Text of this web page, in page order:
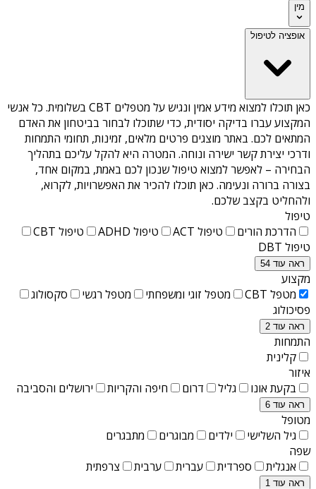
מין
אופציה לטיפול
כאן תוכלו למצוא מידע אמין ונגיש על מטפלים CBT בשלומית
. כל אנשי
המקצוע עברו בדיקה יסודית, כדי שתוכלו לבחור בביטחון את האדם
המתאים לכם. באתר מוצגים פרטים מלאים, זמינות, תחומי התמחות
ודרכי יצירת קשר ישירה ונוחה. המטרה היא להקל עליכם בתהליך
הבחירה – לאפשר למצוא טיפול שנכון לכם באמת, במקום אחד,
בצורה ברורה ונעימה. כאן תוכלו להכיר את האפשרויות, לקרוא,
ולהחליט בקצב שלכם.
טיפול
הדרכת הורים
טיפול ACT טיפול ADHD
טיפול CBT
טיפול DBT
ראה עוד 54
מקצוע
מטפל CBT
מטפל זוגי ומשפחתי מטפל רגשי
סקסולוג
פסיכולוג
ראה עוד 2
התמחות
קלינית
איזור
בקעת אונו
גליל דרום חיפה והקריות ירושלים והסביבה
ראה עוד 6
מטופל
גיל השלישי
ילדים מבוגרים
מתבגרים
שפה
אנגלית
ספרדית עברית ערבית צרפתית
ראה עוד 1